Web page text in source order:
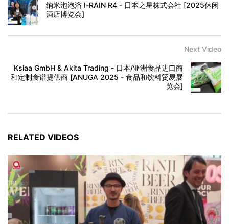
纳米泡泡浴 I-RAIN R4 - 日本之星株式会社 [2025休闲
酒店博览会]
Next Video
Ksiaa GmbH & Akita Trading - 日本/亚洲食品进口商
和定制食谱提供商 [ANUGA 2025 - 食品和饮料贸易展
览会]
RELATED VIDEOS